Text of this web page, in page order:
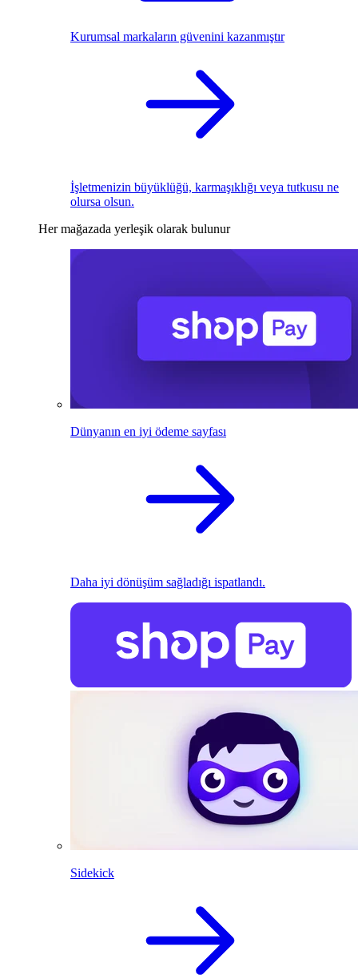
Kurumsal markaların güvenini kazanmıştır
İşletmenizin büyüklüğü, karmaşıklığı veya tutkusu ne
olursa olsun.
Her mağazada yerleşik olarak bulunur
Dünyanın en iyi ödeme sayfası
Daha iyi dönüşüm sağladığı ispatlandı.
Sidekick